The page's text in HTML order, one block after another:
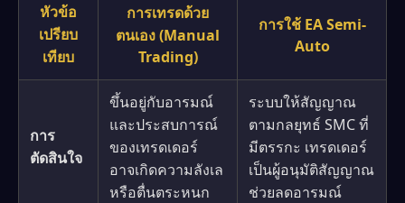
หัวข้อ
เปรียบ
เทียบ
การเทรดด้วย
ตนเอง (Manual
Trading)
การใช้ EA Semi-
Auto
การ
ตัดสินใจ
ขึ้นอยู่กับอารมณ์
และประสบการณ์
ของเทรดเดอร์
อาจเกิดความลังเล
หรือตื่นตระหนก
ระบบให้สัญญาณ
ตามกลยุทธ์ SMC ที่
มีตรรกะ เทรดเดอร์
เป็นผู้อนุมัติสัญญาณ
ช่วยลดอารมณ์